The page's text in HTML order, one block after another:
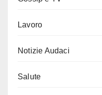
Lavoro
Notizie Audaci
Salute